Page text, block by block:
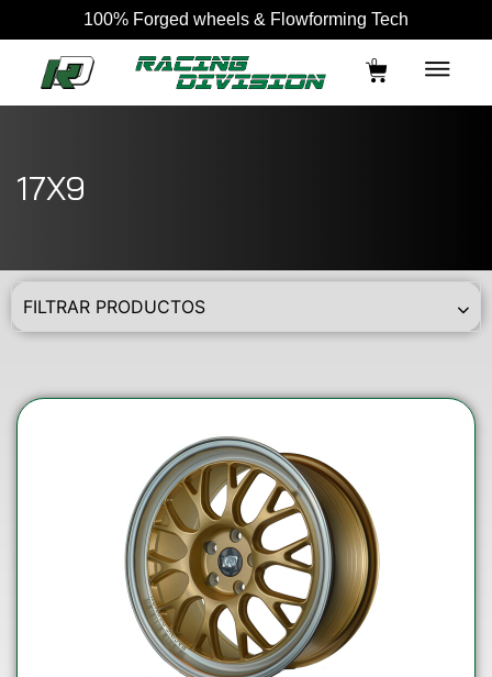
100% Forged wheels & Flowforming Tech
0
17X9
FILTRAR PRODUCTOS